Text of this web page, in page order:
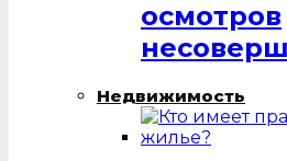
осмотров
Недвижимость